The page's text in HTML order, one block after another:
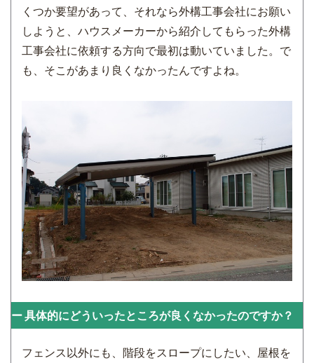
くつか要望があって、それなら外構工事会社にお願い
しようと、ハウスメーカーから紹介してもらった外構
工事会社に依頼する方向で最初は動いていました。で
も、そこがあまり良くなかったんですよね。
具体的にどういったところが良くなかったのですか？
フェンス以外にも、階段をスロープにしたい、屋根を